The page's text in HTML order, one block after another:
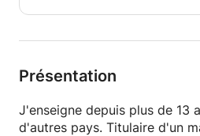
🌍 Étudiants internationaux
📩 Réservez dès aujourd'hui
certification en français !
Présentation
J'enseigne depuis plus de 13
d'autres pays. Titulaire d'un